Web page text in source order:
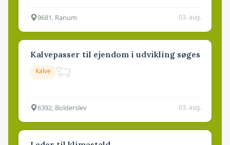
9681, Ranum 03. aug.
Kalvepasser til ejendom i udvikling søges
Kalve
6392, Bolderslev 03. aug.